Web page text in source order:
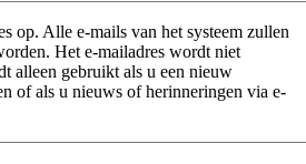
op. Alle e-mails van het systeem zullen
Het e-mailadres wordt niet
alleen gebruikt als u een nieuw
of als u nieuws of herinneringen via e-